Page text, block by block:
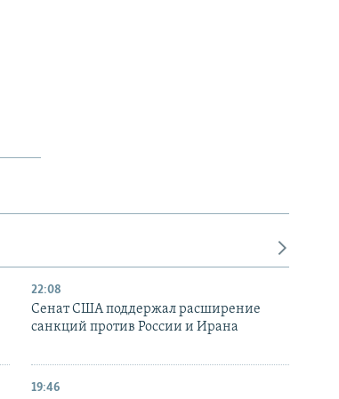
22:08
Сенат США поддержал расширение
санкций против России и Ирана
19:46